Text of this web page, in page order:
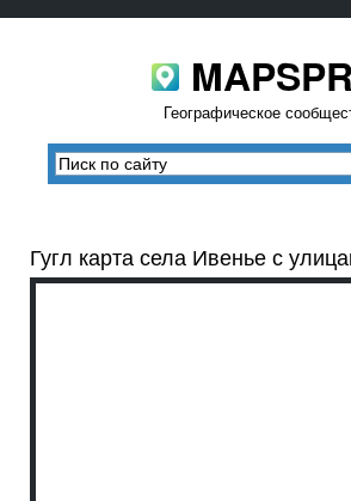
Географическое
Гугл карта села Ивенье с